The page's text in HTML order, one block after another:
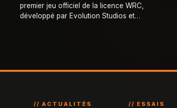
premier jeu officiel de la licence WRC,
développé par Evolution Studios et
// ACTUALITÉS // ESSAIS